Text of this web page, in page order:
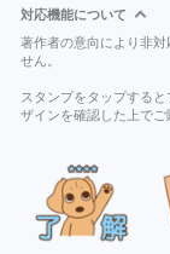
対応機能について
著作者の意向により非
せん。
スタンプをタップする
ザインを確認した上でご